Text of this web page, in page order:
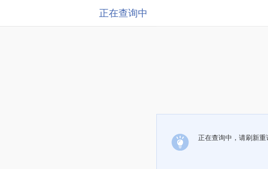
正在查询中
正在查询中，请刷新重